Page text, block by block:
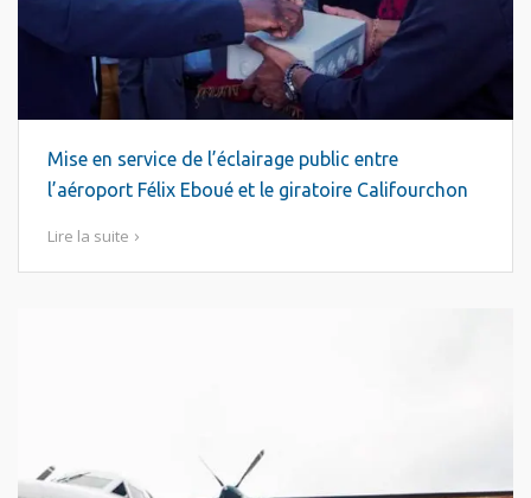
Mise en service de l’éclairage public entre
l’aéroport Félix Eboué et le giratoire Califourchon
Lire la suite